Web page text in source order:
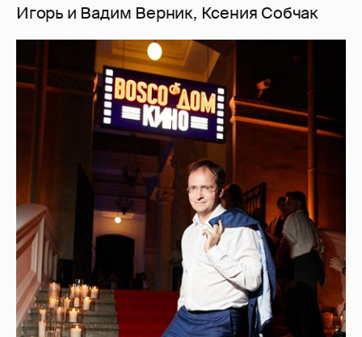
Игорь и Вадим Верник, Ксения Собчак